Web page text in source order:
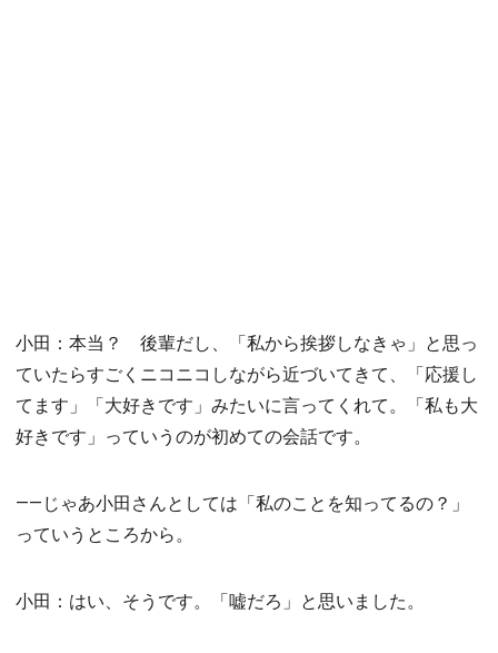
小田：本当？ 後輩だし、「私から挨拶しなきゃ」と思っ
ていたらすごくニコニコしながら近づいてきて、「応援し
てます」「大好きです」みたいに言ってくれて。「私も大
好きです」っていうのが初めての会話です。
――じゃあ小田さんとしては「私のことを知ってるの？」
っていうところから。
小田：はい、そうです。「嘘だろ」と思いました。